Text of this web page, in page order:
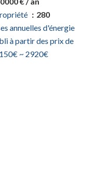
280
annuelles d'énergie
à partir des prix de
~ 2920€